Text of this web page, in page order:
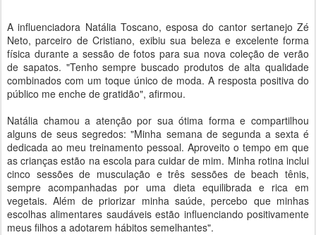
A influenciadora Natália Toscano, esposa do cantor sertanejo Zé
Neto, parceiro de Cristiano, exibiu sua beleza e excelente forma
física durante a sessão de fotos para sua nova coleção de verão
de sapatos. "Tenho sempre buscado produtos de alta qualidade
combinados com um toque único de moda. A resposta positiva do
público me enche de gratidão", afirmou.
Natália chamou a atenção por sua ótima forma e compartilhou
alguns de seus segredos: "Minha semana de segunda a sexta é
dedicada ao meu treinamento pessoal. Aproveito o tempo em que
as crianças estão na escola para cuidar de mim. Minha rotina inclui
cinco sessões de musculação e três sessões de beach tênis,
sempre acompanhadas por uma dieta equilibrada e rica em
vegetais. Além de priorizar minha saúde, percebo que minhas
escolhas alimentares saudáveis estão influenciando positivamente
meus filhos a adotarem hábitos semelhantes".